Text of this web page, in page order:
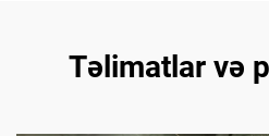
Təlimatlar və